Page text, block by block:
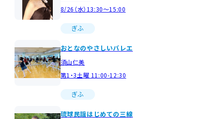
8/26（水）13:30～15:00
ぎふ
おとなのやさしいバレエ
須山仁美
第1・3土曜 11:00-12:30
ぎふ
琉球民謡はじめての三線